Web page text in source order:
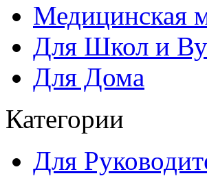
Медицинская
Для Школ и
Для Дома
Категории
Для